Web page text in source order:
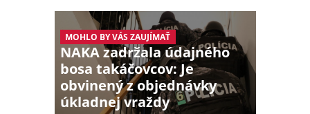
MOHLO BY VÁS ZAUJÍMAŤ
NAKA zadržala údajného
bosa takáčovcov: Je
obvinený z objednávky
úkladnej vraždy